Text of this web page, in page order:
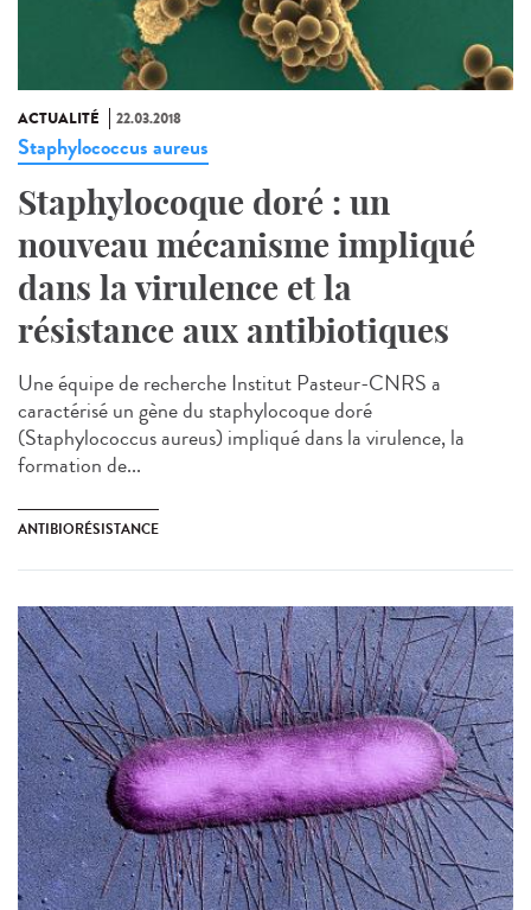
ACTUALITÉ 22.03.2018
Staphylococcus aureus
Staphylocoque doré : un
nouveau mécanisme impliqué
dans la virulence et la
résistance aux antibiotiques
Une équipe de recherche Institut Pasteur-CNRS a
caractérisé un gène du staphylocoque doré
(Staphylococcus aureus) impliqué dans la virulence, la
formation de...
ANTIBIORÉSISTANCE